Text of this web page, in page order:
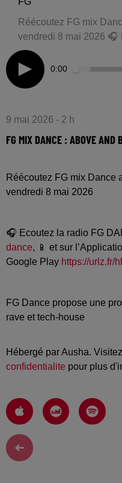
Réécoutez FG mix
vendredi 8 mai 2026 🎧
0:00
9 mai 2026 - 2 h
FG MIX DANCE : ABOVE AND
Réécoutez FG mix Dance
vendredi 8 mai 2026
🎧 Ecoutez la radio FG
dance, 📱 et sur
Google Play https://urlz.fr/
FG Dance propose une
rave et tech-house
Hébergé par Ausha. Visitez
confidentialite pour plus